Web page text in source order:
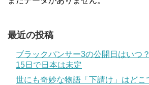
最近の投稿
ブラックパンサー3の公開日はいつ
15日で日本は未定
世にも奇妙な物語「下請け」はどこ